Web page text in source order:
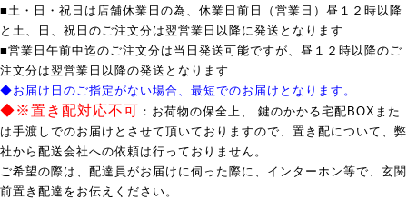
■土・日・祝日は店舗休業日の為、休業日前日（営業日）昼１２時以降
と土、日、祝日のご注文分は翌営業日以降に発送となります
■営業日午前中迄のご注文分は当日発送可能ですが、昼１２時以降のご
注文分は翌営業日以降の発送となります
◆お届け日のご指定がない場合、最短でのお届けとなります。
◆※置き配対応不可 ：お荷物の保全上、 鍵のかかる宅配BOXまた
は手渡しでのお届けとさせて頂いておりますので、置き配について、弊
社から配送会社への依頼は行っておりません。
ご希望の際は、配達員がお届けに伺った際に、インターホン等で、玄関
前置き配達をお伝えください。